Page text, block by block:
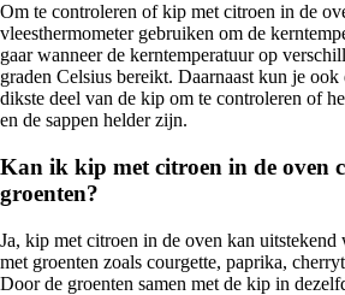
Om te controleren of kip met citroen in de
vleesthermometer gebruiken om de
gaar wanneer de kerntemperatuur op
graden Celsius bereikt. Daarnaast kun je ook
dikste deel van de kip om te controleren of
en de sappen helder zijn.
Kan ik kip met citroen in de oven
groenten?
Ja, kip met citroen in de oven kan uitstekend
met groenten zoals courgette, paprika,
Door de groenten samen met de kip in